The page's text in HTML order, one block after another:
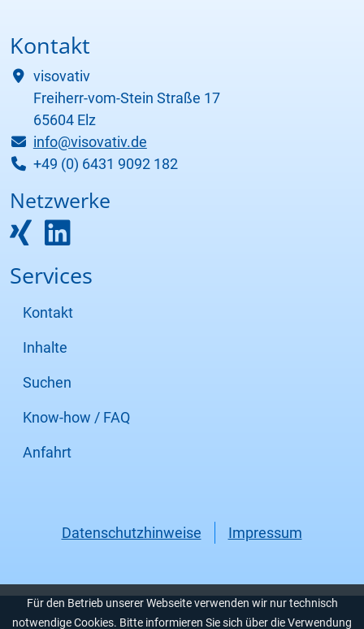
Für den Betrieb unserer Webseite verwenden wir nur technisch
notwendige Cookies. Bitte informieren Sie sich über die Verwendung
Kontakt
visovativ
Freiherr-vom-Stein Straße 17
65604 Elz
info@visovativ.de
+49 (0) 6431 9092 182
Netzwerke
Services
Kontakt
Inhalte
Suchen
Know-how / FAQ
Anfahrt
Datenschutzhinweise Impressum